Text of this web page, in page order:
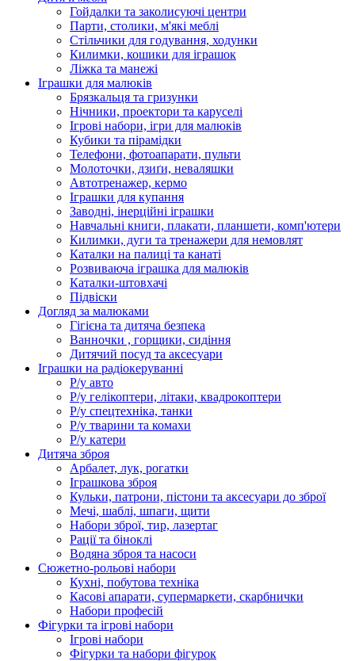
Гойдалки та заколисуючі центри
Парти, столики, м'які меблі
Стільчики для годування, ходунки
Килимки, кошики для іграшок
Ліжка та манежі
Іграшки для малюків
Брязкальця та гризунки
Нічники, проектори та каруселі
Ігрові набори, ігри для малюків
Кубики та пірамідки
Телефони, фотоапарати, пульти
Молоточки, дзиґи, неваляшки
Автотренажер, кермо
Іграшки для купання
Заводні, інерційні іграшки
Навчальні книги, плакати, планшети, комп'ютери
Килимки, дуги та тренажери для немовлят
Каталки на палиці та канаті
Розвиваюча іграшка для малюків
Каталки-штовхачі
Підвіски
Догляд за малюками
Гігієна та дитяча безпека
Ванночки , горщики, сидіння
Дитячий посуд та аксесуари
Іграшки на радіокеруванні
Р/у авто
Р/у гелікоптери, літаки, квадрокоптери
Р/у спецтехніка, танки
Р/у тварини та комахи
Р/у катери
Дитяча зброя
Арбалет, лук, рогатки
Іграшкова зброя
Кульки, патрони, пістони та аксесуари до зброї
Мечі, шаблі, шпаги, щити
Набори зброї, тир, лазертаг
Рації та біноклі
Водяна зброя та насоси
Сюжетно-рольові набори
Кухні, побутова техніка
Касові апарати, супермаркети, скарбнички
Набори професій
Фігурки та ігрові набори
Ігрові набори
Фігурки та набори фігурок